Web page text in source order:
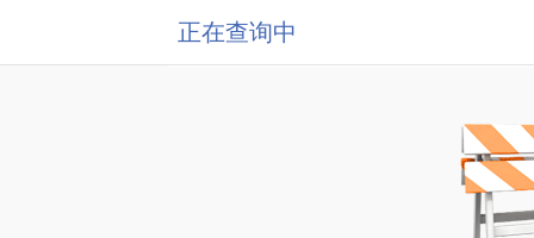
正在查询中